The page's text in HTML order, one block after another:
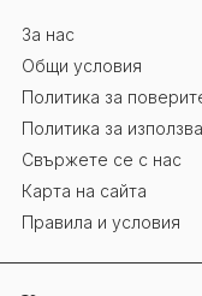
За нас
Общи условия
Политика за
Политика за
Свържете се с нас
Карта на сайта
Правила и условия